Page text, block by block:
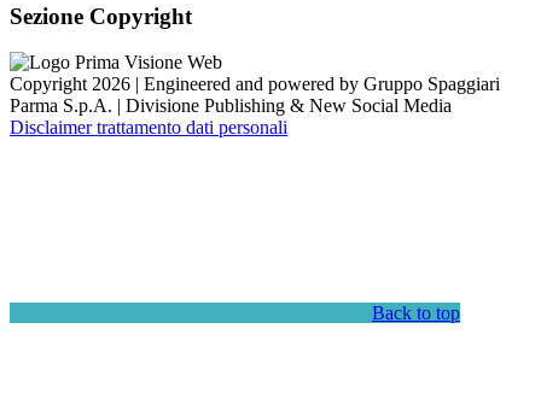
Sezione Copyright
Copyright 2026 | Engineered and powered by Gruppo Spaggiari
Parma S.p.A. | Divisione Publishing & New Social Media
Disclaimer trattamento dati personali
Back to top